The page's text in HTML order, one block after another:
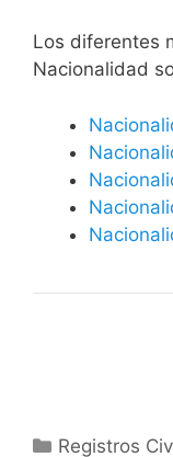
​​​Los diferentes
Nacionalidad
Categorías
Registros